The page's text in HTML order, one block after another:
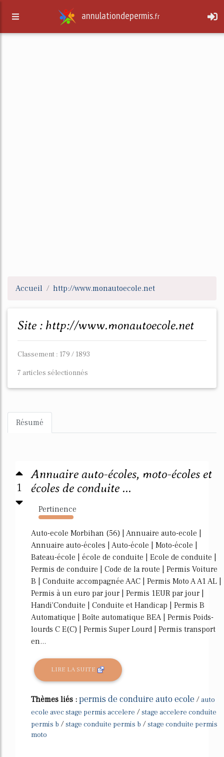
annulationdepermis.fr
Accueil http://www.monautoecole.net
Site : http://www.monautoecole.net
Classement : 179 / 1893
7 articles sélectionnés
Résumé
1
Annuaire auto-écoles, moto-écoles et
écoles de conduite ...
Pertinence
2401%
Auto-ecole Morbihan (56) | Annuaire auto-ecole |
Annuaire auto-écoles | Auto-école | Moto-école |
Bateau-école | école de conduite | Ecole de conduite |
Permis de conduire | Code de la route | Permis Voiture
B | Conduite accompagnée AAC | Permis Moto A A1 AL |
Permis à un euro par jour | Permis 1EUR par jour |
Handi'Conduite | Conduite et Handicap | Permis B
Automatique | Boîte automatique BEA | Permis Poids-
lourds C E(C) | Permis Super Lourd | Permis transport
en...
LIRE LA SUITE
Thèmes liés : permis de conduire auto ecole / auto
ecole avec stage permis accelere /stage accelere conduite
permis b /stage conduite permis b /stage conduite permis
moto